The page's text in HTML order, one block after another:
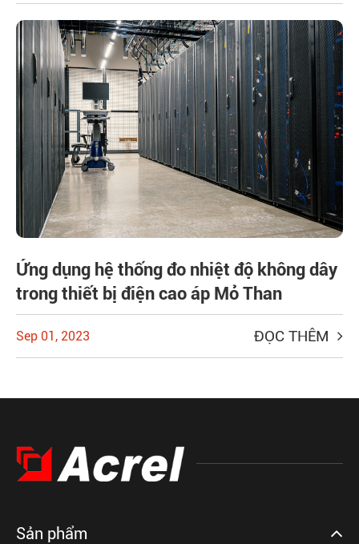
Ứng dụng hệ thống đo nhiệt độ không dây
trong thiết bị điện cao áp Mỏ Than
Sep 01, 2023 ĐỌC THÊM
Sản phẩm